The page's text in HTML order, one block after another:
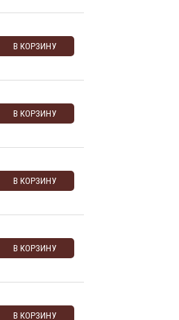
В КОРЗИНУ
В КОРЗИНУ
В КОРЗИНУ
В КОРЗИНУ
В КОРЗИНУ